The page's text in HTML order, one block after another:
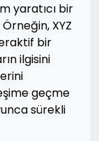
yaratıcı bir
XYZ
bir
ilgisini
geçme
sürekli